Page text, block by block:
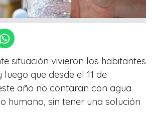
situación vivieron los habitantes
que desde el 11 de
año no contaran con agua
humano, sin tener una solución